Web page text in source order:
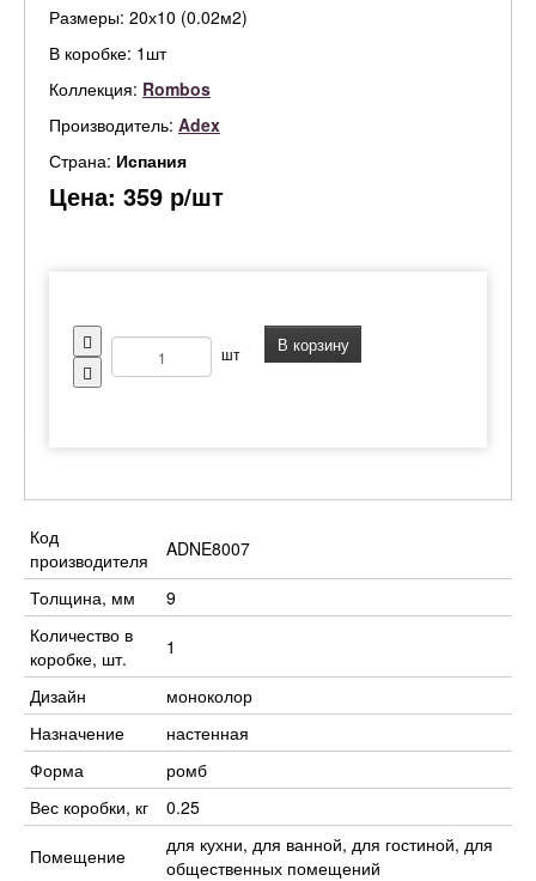
Размеры: 20х10 (0.02м2)
В коробке: 1шт
Коллекция: Rombos
Производитель: Adex
Страна: Испания
Цена: 359 р/шт
шт В корзину
Код
производителя
ADNE8007
Толщина, мм
9
Количество в
коробке, шт.
1
Дизайн
моноколор
Назначение
настенная
Форма
ромб
Вес коробки, кг
0.25
Помещение
для кухни, для ванной, для гостиной, для
общественных помещений